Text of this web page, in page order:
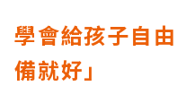
學會給孩子自
備就好」